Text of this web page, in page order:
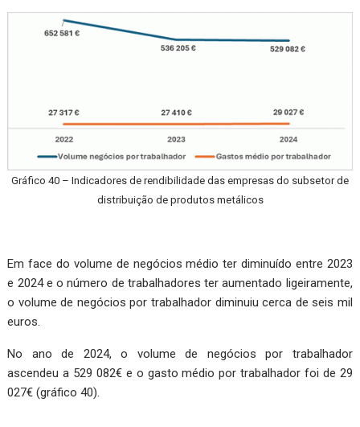
Gráfico 40 – Indicadores de rendibilidade das empresas do subsetor de
distribuição de produtos metálicos
Em face do volume de negócios médio ter diminuído entre 2023
e 2024 e o número de trabalhadores ter aumentado ligeiramente,
o volume de negócios por trabalhador diminuiu cerca de seis mil
euros.
No ano de 2024, o volume de negócios por trabalhador
ascendeu a 529 082€ e o gasto médio por trabalhador foi de 29
027€ (gráfico 40).